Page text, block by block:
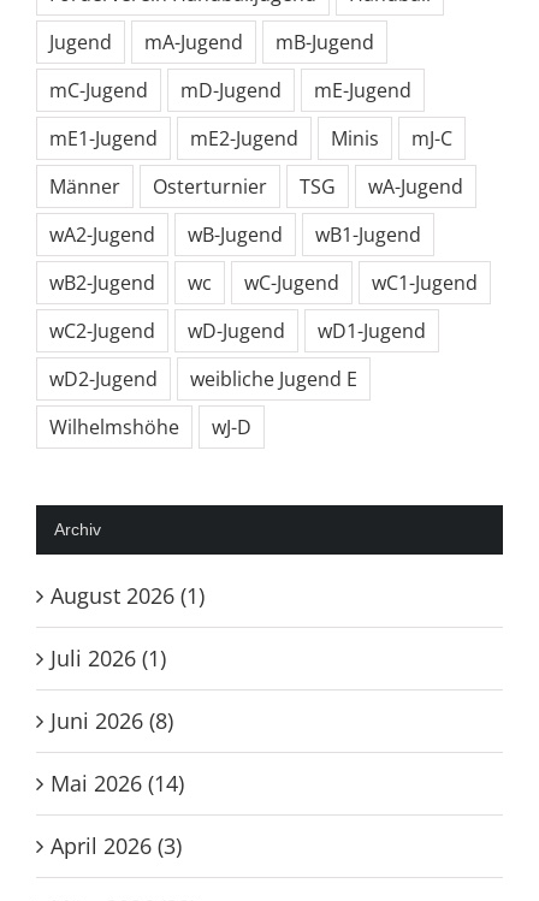
Frauen
Förderverein
Förderverein Handballjugend
Handball
Jugend
mA-Jugend
mB-Jugend
mC-Jugend
mD-Jugend
mE-Jugend
mE1-Jugend
mE2-Jugend Minis
mJ-C
Männer
Osterturnier TSG
wA-Jugend
wA2-Jugend
wB-Jugend
wB1-Jugend
wB2-Jugend
wc wC-Jugend
wC2-Jugend
wD-Jugend
Wilhelmshöhe
wJ-D
Archiv
August 2026 (1)
Juli 2026 (1)
Juni 2026 (8)
Mai 2026 (14)